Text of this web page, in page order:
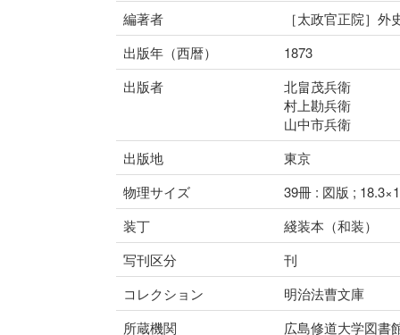
編著者
［太政官正院］外
出版年（西暦）
1873
出版者
北畠茂兵衛
村上勘兵衛
山中市兵衛
出版地
東京
物理サイズ
39冊 : 図版 ;
装丁
綫装本（和装）
写刊区分
刊
コレクション
明治法曹文庫
所蔵機関
広島修道大学図書